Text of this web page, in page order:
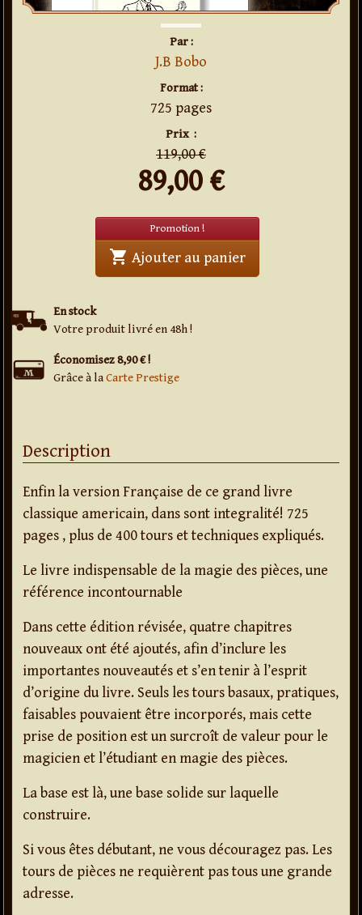
Par :
J.B Bobo
Format :
725 pages
Prix en
:
119,00 €
89,00 €
En stock
Votre produit livré en 48h !
Économisez 8,90 € !
Grâce à laCarte Prestige
Promotion !
shopping_cart Ajouter au panier' . Traité de la
Description
Enfin la version Française de ce grand livre
classique americain, dans sont integralité! 725
pages , plus de 400 tours et techniques expliqués.
Le livre indispensable de la magie des pièces, une
référence incontournable
Dans cette édition révisée, quatre chapitres
nouveaux ont été ajoutés, afin d’inclure les
importantes nouveautés et s’en tenir à l’esprit
d’origine du livre. Seuls les tours basaux, pratiques,
faisables pouvaient être incorporés, mais cette
prise de position est un surcroît de valeur pour le
magicien et l’étudiant en magie des pièces.
La base est là, une base solide sur laquelle
construire.
Si vous êtes débutant, ne vous découragez pas. Les
tours de pièces ne requièrent pas tous une grande
adresse.